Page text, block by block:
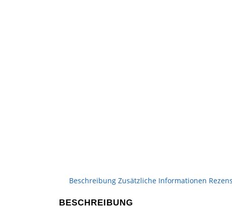
Beschreibung Zusätzliche Informationen
BESCHREIBUNG